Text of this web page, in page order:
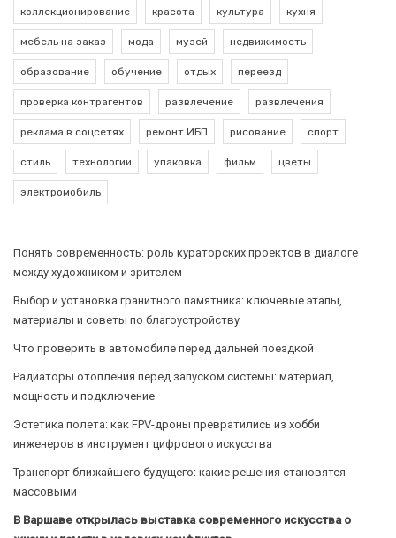
коллекционирование красота культура кухня
мебель на заказ мода музей недвижимость
образование обучение отдых переезд
проверка контрагентов развлечение развлечения
реклама в соцсетях ремонт ИБП рисование спорт
стиль технологии упаковка фильм цветы
электромобиль
Понять современность: роль кураторских проектов в диалоге
между художником и зрителем
Выбор и установка гранитного памятника: ключевые этапы,
материалы и советы по благоустройству
Что проверить в автомобиле перед дальней поездкой
Радиаторы отопления перед запуском системы: материал,
мощность и подключение
Эстетика полета: как FPV-дроны превратились из хобби
инженеров в инструмент цифрового искусства
Транспорт ближайшего будущего: какие решения становятся
массовыми
В Варшаве открылась выставка современного искусства о